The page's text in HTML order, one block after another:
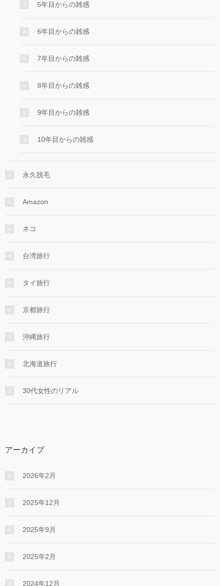
5年目からの雑感
6年目からの雑感
7年目からの雑感
8年目からの雑感
9年目からの雑感
10年目からの雑感
永久脱毛
Amazon
ネコ
台湾旅行
タイ旅行
京都旅行
沖縄旅行
北海道旅行
30代女性のリアル
アーカイブ
2026年2月
2025年12月
2025年9月
2025年2月
2024年12月